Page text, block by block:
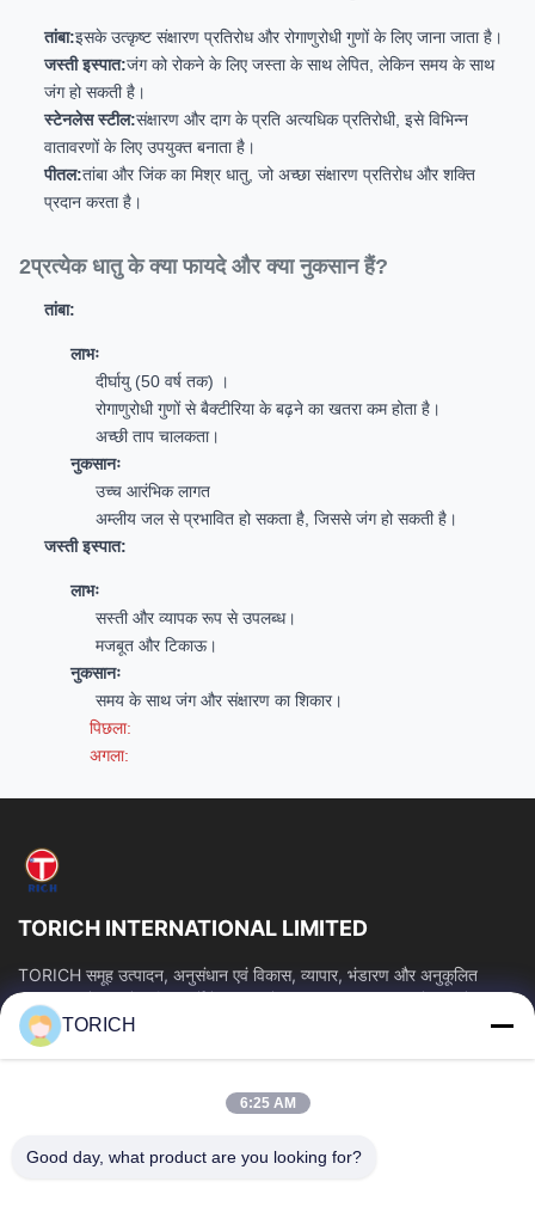
तांबा:इसके उत्कृष्ट संक्षारण प्रतिरोध और रोगाणुरोधी गुणों के लिए जाना जाता है।
जस्ती इस्पात:जंग को रोकने के लिए जस्ता के साथ लेपित, लेकिन समय के साथ
जंग हो सकती है।
स्टेनलेस स्टील:संक्षारण और दाग के प्रति अत्यधिक प्रतिरोधी, इसे विभिन्न
वातावरणों के लिए उपयुक्त बनाता है।
पीतल:तांबा और जिंक का मिश्र धातु, जो अच्छा संक्षारण प्रतिरोध और शक्ति
प्रदान करता है।
2प्रत्येक धातु के क्या फायदे और क्या नुकसान हैं?
तांबा:
लाभः
दीर्घायु (50 वर्ष तक) ।
रोगाणुरोधी गुणों से बैक्टीरिया के बढ़ने का खतरा कम होता है।
अच्छी ताप चालकता।
नुकसानः
उच्च आरंभिक लागत
अम्लीय जल से प्रभावित हो सकता है, जिससे जंग हो सकती है।
जस्ती इस्पात:
लाभः
सस्ती और व्यापक रूप से उपलब्ध।
मजबूत और टिकाऊ।
नुकसानः
समय के साथ जंग और संक्षारण का शिकार।
पिछला:
अगला:
TORICH INTERNATIONAL LIMITED
TORICH समूह उत्पादन, अनुसंधान एवं विकास, व्यापार, भंडारण और अनुकूलित
प्रसंस्करण में 30 से अधिक वर्षों के अनुभव के साथ एक वन-स्टॉप कच्चे माल सेवा...
त्वरित लिंक
हमारे बारे में
फैक्टरी यात्रा
गुणवत्ता नियंत्रण
TORICH
6:25 AM
Good day, what product are you looking for?